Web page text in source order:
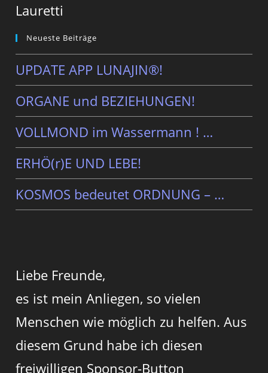
Lauretti
Neueste Beiträge
UPDATE APP LUNAJIN®!
ORGANE und BEZIEHUNGEN!
VOLLMOND im Wassermann ! …
ERHÖ(r)E UND LEBE!
KOSMOS bedeutet ORDNUNG – …
Liebe Freunde,
es ist mein Anliegen, so vielen
Menschen wie möglich zu helfen. Aus
diesem Grund habe ich diesen
freiwilligen Sponsor-Button